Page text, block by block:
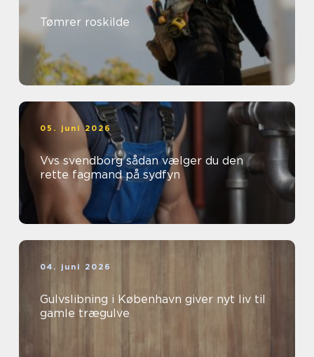
Tømrer roskilde
05. juni 2026
Vvs svendborg sådan vælger du den
rette fagmand på sydfyn
04. juni 2026
Gulvslibning i København giver nyt liv til
gamle trægulve